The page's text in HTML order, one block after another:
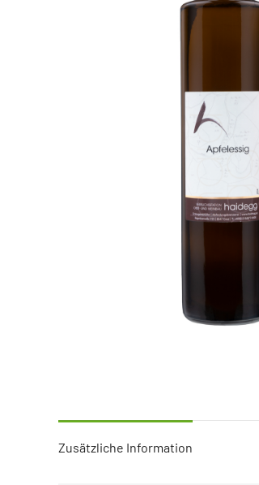
Zusätzliche Information